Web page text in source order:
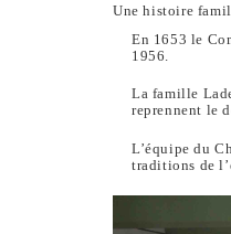
Une histoire
En 1653 le
1956.
La famille
reprennent le
L’équipe du
traditions de